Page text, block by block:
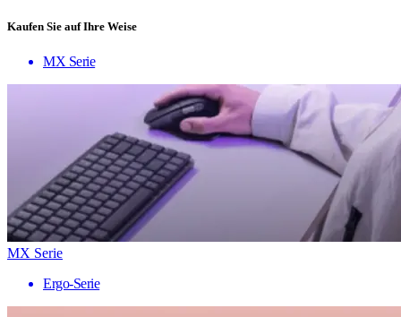
Kaufen Sie auf Ihre Weise
MX Serie
MX Serie
Ergo-Serie